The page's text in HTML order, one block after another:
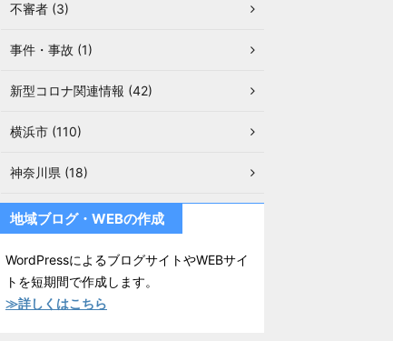
不審者 (3)
事件・事故 (1)
新型コロナ関連情報 (42)
横浜市 (110)
神奈川県 (18)
地域ブログ・WEBの作成
WordPressによるブログサイトやWEBサイ
トを短期間で作成します。
≫詳しくはこちら